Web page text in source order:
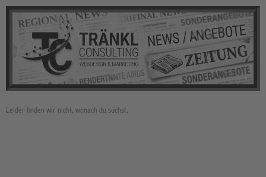
Leider finden wir nicht, wonach du suchst.